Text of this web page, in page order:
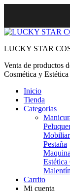
LUCKY STAR
Venta de productos
Cosmética y Estética
Inicio
Tienda
Categorias
Pestaña
Estética
Malentín
Carrito
Mi cuenta